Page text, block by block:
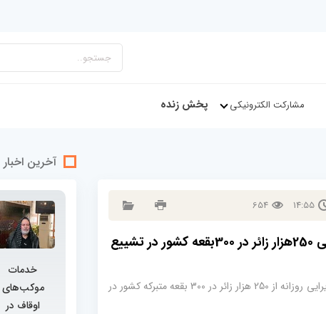
مشارکت الکترونیکی پخش زنده
14:55
654
اسکان 70هزار و پذیرایی 250هزار زائر در 300بقعه کشور در تشییع
امکان اسکان 70هزار زائر و پذیرایی روزانه از 250 هزار زائر در 300 بقعه متبرکه کشور در
آخرین اخبار
خدمات
موکب‌های
اوقاف در